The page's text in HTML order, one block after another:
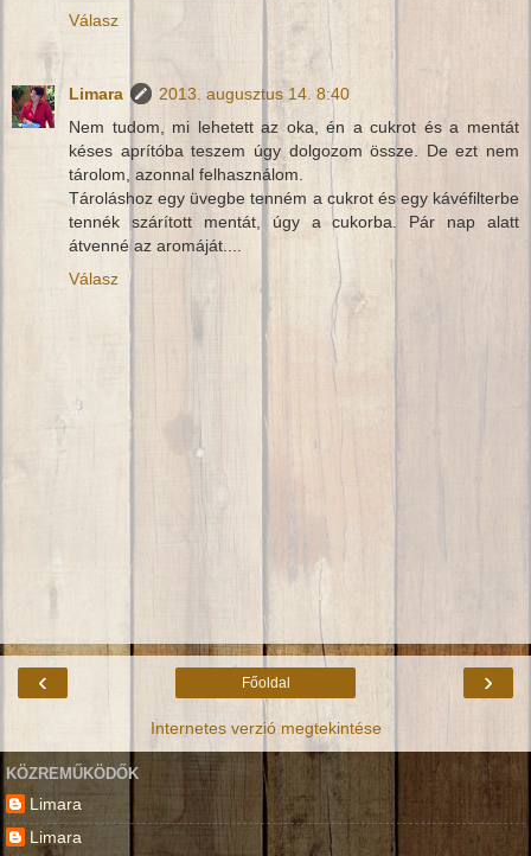
Válasz
Limara
2013. augusztus 14. 8:40
Nem tudom, mi lehetett az oka, én a cukrot és a mentát
késes aprítóba teszem úgy dolgozom össze. De ezt nem
tárolom, azonnal felhasználom.
Tároláshoz egy üvegbe tenném a cukrot és egy kávéfilterbe
tennék szárított mentát, úgy a cukorba. Pár nap alatt
átvenné az aromáját....
Válasz
‹ ›
Főoldal
Internetes verzió megtekintése
KÖZREMŰKÖDŐK
Limara
Limara